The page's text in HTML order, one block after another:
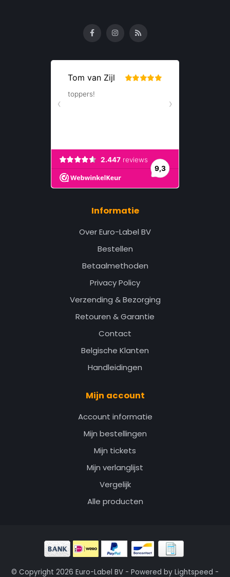
Informatie
Over Euro-Label BV
Bestellen
Betaalmethoden
Privacy Policy
Verzending & Bezorging
Retouren & Garantie
Contact
Belgische Klanten
Handleidingen
Mijn account
Account informatie
Mijn bestellingen
Mijn tickets
Mijn verlanglijst
Vergelijk
Alle producten
© Copyright 2026 Euro-Label BV - Powered by Lightspeed -